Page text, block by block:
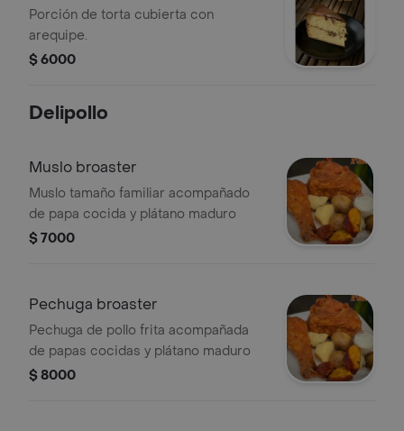
arequipe
Porción de torta cubierta con
arequipe.
$ 6000
Delipollo
Muslo broaster
Muslo tamaño familiar acompañado
de papa cocida y plátano maduro
$ 7000
Pechuga broaster
Pechuga de pollo frita acompañada
de papas cocidas y plátano maduro
$ 8000